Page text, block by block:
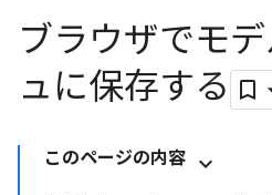
ブラウザでモ
ュに保存する
このページの内容